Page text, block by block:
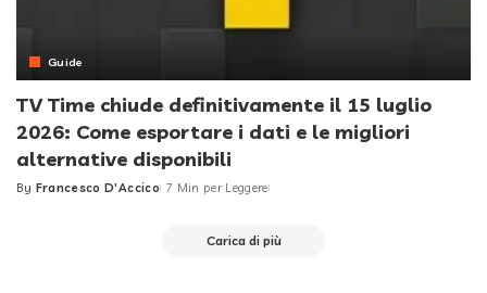
Guide
TV Time chiude definitivamente il 15 luglio
2026: Come esportare i dati e le migliori
alternative disponibili
Posted
By Francesco D'Accico 7 Min per Leggere
Carica di più